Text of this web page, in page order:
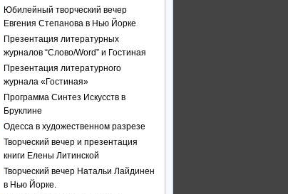
Юбилейный творческий вечер
Евгения Степанова в Нью Йорке
Презентация литературных
журналов “Слово/Word” и Гостиная
Презентация литературного
журнала «Гостиная»
Программа Синтез Искусств в
Бруклине
Одесса в художественном разрезе
Творческий вечер и презентация
книги Елены Литинской
Творческий вечер Натальи Лайдинен
в Нью Йорке.